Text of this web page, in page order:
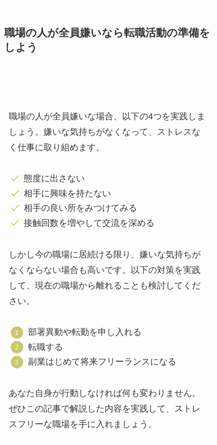
職場の人が全員嫌いなら転職活動の準備を
しよう
職場の人が全員嫌いな場合、以下の4つを実践しま
しょう。嫌いな気持ちがなくなって、ストレスな
く仕事に取り組めます。
態度に出さない
相手に興味を持たない
相手の良い所をみつけてみる
接触回数を増やして交流を深める
しかし今の職場に居続ける限り、嫌いな気持ちが
なくならない場合も高いです。以下の対策を実践
して、現在の職場から離れることも検討してくだ
さい。
部署異動や転勤を申し入れる
転職する
副業はじめて将来フリーランスになる
あなた自身が行動しなければ何も変わりません。
ぜひこの記事で解説した内容を実践して、ストレ
スフリーな職場を手に入れましょう。